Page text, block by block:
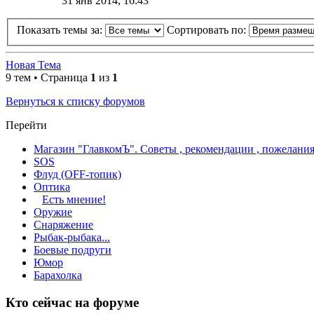
Показать темы за: Сортировать по:
Новая Тема
9 тем • Страница 1 из 1
Вернуться к списку форумов
Перейти
Магазин "ГлавкомЪ". Советы , рекомендации ,
SOS
Флуд (OFF-топик)
Оптика
Есть мнение!
Оружие
Снаряжение
Рыбак-рыбака...
Боевые подруги
Юмор
Барахолка
Кто сейчас на форуме